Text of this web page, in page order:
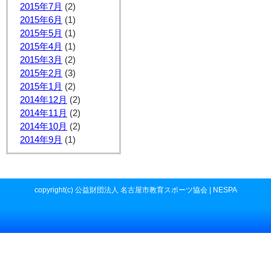
2015年7月 (2)
2015年6月 (1)
2015年5月 (1)
2015年4月 (1)
2015年3月 (2)
2015年2月 (3)
2015年1月 (2)
2014年12月 (2)
2014年11月 (2)
2014年10月 (2)
2014年9月 (1)
copyright(c) 公益財団法人 名古屋市教育スポーツ協会 | NESPA